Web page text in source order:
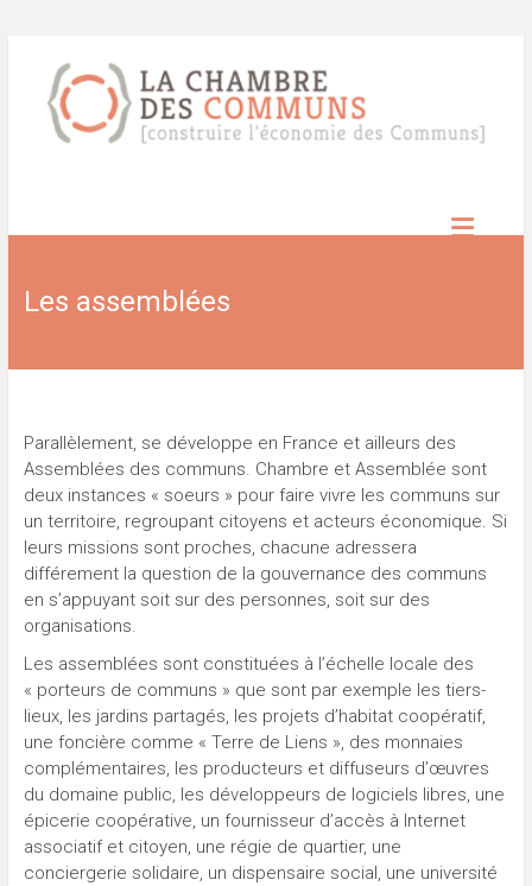
content
Communs
communs
Les assemblées
Parallèlement, se développe en France et ailleurs des
Assemblées des communs. Chambre et Assemblée sont
deux instances « soeurs » pour faire vivre les communs sur
un territoire, regroupant citoyens et acteurs économique. Si
leurs missions sont proches, chacune adressera
différement la question de la gouvernance des communs
en s’appuyant soit sur des personnes, soit sur des
organisations.
Les assemblées sont constituées à l’échelle locale des
« porteurs de communs » que sont par exemple les tiers-
lieux, les jardins partagés, les projets d’habitat coopératif,
une foncière comme « Terre de Liens », des monnaies
complémentaires, les producteurs et diffuseurs d’œuvres
du domaine public, les développeurs de logiciels libres, une
épicerie coopérative, un fournisseur d’accès à Internet
associatif et citoyen, une régie de quartier, une
conciergerie solidaire, un dispensaire social, une université